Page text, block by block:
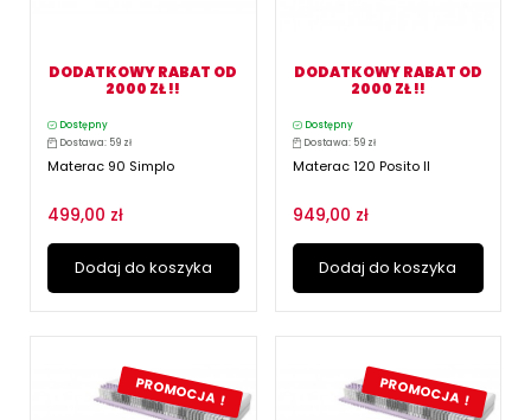
DODATKOWY RABAT OD
2000 ZŁ !!
Dostępny
Dostawa: 59 zł
Materac 90 Simplo
499,00 zł
Dodaj do koszyka
DODATKOWY RABAT OD
2000 ZŁ !!
Dostępny
Dostawa: 59 zł
Materac 120 Posito II
949,00 zł
Dodaj do koszyka
PROMOCJA ! PROMOCJA !